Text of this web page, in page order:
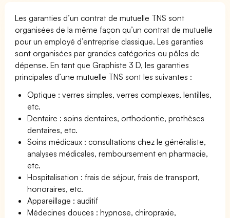
Les garanties d’un contrat de mutuelle TNS sont
organisées de la même façon qu’un contrat de mutuelle
pour un employé d’entreprise classique. Les garanties
sont organisées par grandes catégories ou pôles de
dépense. En tant que Graphiste 3 D, les garanties
principales d’une mutuelle TNS sont les suivantes :
Optique : verres simples, verres complexes, lentilles,
etc.
Dentaire : soins dentaires, orthodontie, prothèses
dentaires, etc.
Soins médicaux : consultations chez le généraliste,
analyses médicales, remboursement en pharmacie,
etc.
Hospitalisation : frais de séjour, frais de transport,
honoraires, etc.
Appareillage : auditif
Médecines douces : hypnose, chiropraxie,